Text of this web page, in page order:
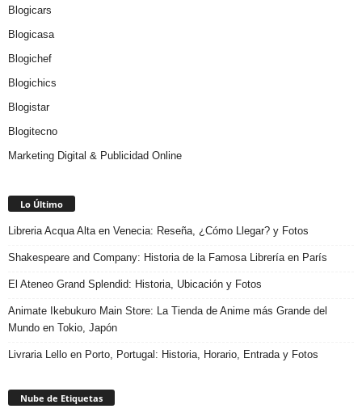
Blogicars
Blogicasa
Blogichef
Blogichics
Blogistar
Blogitecno
Marketing Digital & Publicidad Online
Lo Último
Libreria Acqua Alta en Venecia: Reseña, ¿Cómo Llegar? y Fotos
Shakespeare and Company: Historia de la Famosa Librería en París
El Ateneo Grand Splendid: Historia, Ubicación y Fotos
Animate Ikebukuro Main Store: La Tienda de Anime más Grande del
Mundo en Tokio, Japón
Livraria Lello en Porto, Portugal: Historia, Horario, Entrada y Fotos
Nube de Etiquetas